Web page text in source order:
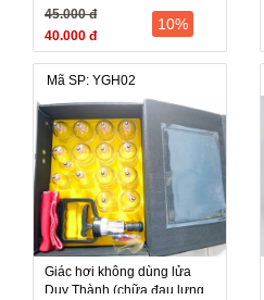
cây)
45.000 đ
40.000 đ
10%
Mã SP: YGH02
Giác hơi không dùng lửa
Duy Thành (chữa đau lưng,